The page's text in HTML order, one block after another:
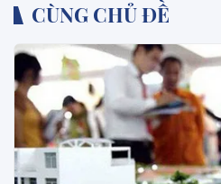
CÙNG CHỦ ĐỀ